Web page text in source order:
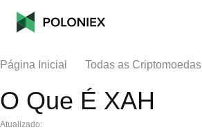
Página Inicial Todas as Criptomoedas
O Que É XAH
Atualizado: